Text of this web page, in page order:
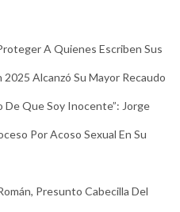
A Quienes Escriben Sus
Alcanzó Su Mayor Recaudo
De Que Soy Inocente”: Jorge
Por Acoso Sexual En Su
Presunto Cabecilla Del